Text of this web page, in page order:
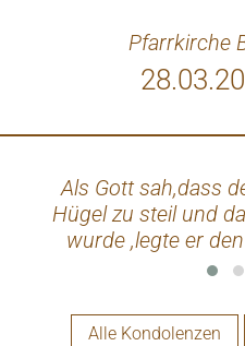
Pfarrkirche
Als Gott sah,dass
Hügel zu steil und
wurde ,legte er
sprach komm wie
Alle Kondolenzen